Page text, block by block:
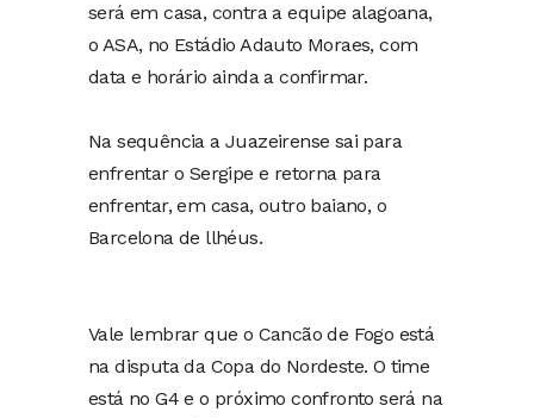
será em casa, contra a equipe alagoana,
o ASA, no Estádio Adauto Moraes, com
data e horário ainda a confirmar.
Na sequência a Juazeirense sai para
enfrentar o Sergipe e retorna para
enfrentar, em casa, outro baiano, o
Barcelona de llhéus.
Vale lembrar que o Cancão de Fogo está
na disputa da Copa do Nordeste. O time
está no G4 e o próximo confronto será na